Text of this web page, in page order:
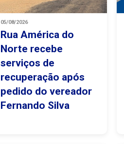
05/08/2026
Rua América do
Norte recebe
serviços de
recuperação após
pedido do vereador
Fernando Silva